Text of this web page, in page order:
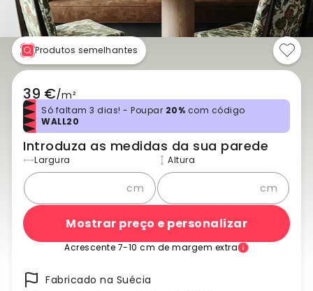
Produtos semelhantes
39 €/m²
Só faltam 3 dias! - Poupar 20% com código
WALL20
Introduza as medidas da sua parede
Largura
cm
Altura
cm
Mostrar preço e personalizar
Acrescente 7-10 cm de margem extra
Fabricado na Suécia